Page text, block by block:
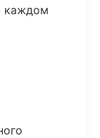
каждом